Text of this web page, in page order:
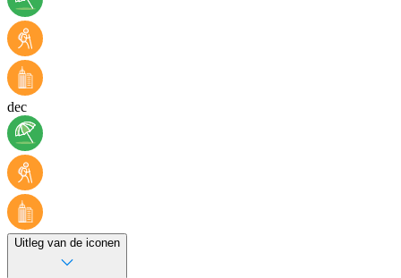
dec
Uitleg van de iconen